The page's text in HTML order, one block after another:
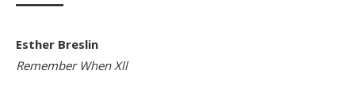
Esther Breslin
Remember When Xll